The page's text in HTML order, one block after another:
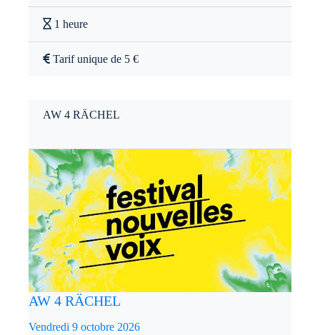
1 heure
Tarif unique de 5 €
AW 4 RÄCHEL
AW 4 RÄCHEL
Vendredi 9 octobre 2026